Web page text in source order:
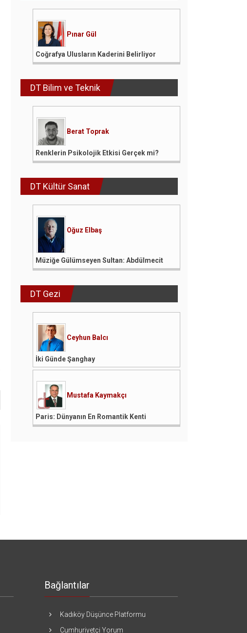
Pınar Gül
Coğrafya Ulusların Kaderini Belirliyor
DT Bilim ve Teknik
Berat Toprak
Renklerin Psikolojik Etkisi Gerçek mi?
DT Kültür Sanat
Oğuz Elbaş
Müziğe Gülümseyen Sultan: Abdülmecit
DT Gezi
Ceyhun Balcı
İki Günde Şanghay
Mustafa Kaymakçı
Paris: Dünyanın En Romantik Kenti
Bağlantılar
Kadıköy Düşünce Platformu
Cumhuriyetçi Yorum